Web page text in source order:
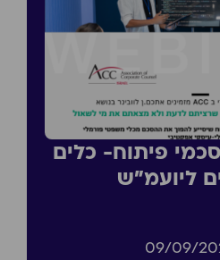
פיתוח- כלים
ליועמ״ש
09/09/